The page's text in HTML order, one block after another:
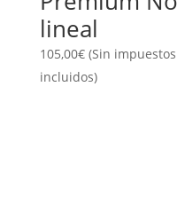
lineal
105,00€ (Sin impuestos
incluidos)